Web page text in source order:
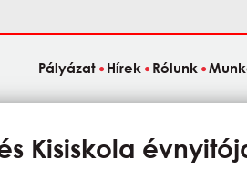
Pályázat Hírek Rólunk
Kisiskola